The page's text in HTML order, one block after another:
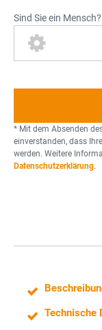
Sind Sie ein
Z
a
n
a
d
* Mit dem Absenden
einverstanden, dass
werden. Weitere
Datenschutzerklärung.
Technische